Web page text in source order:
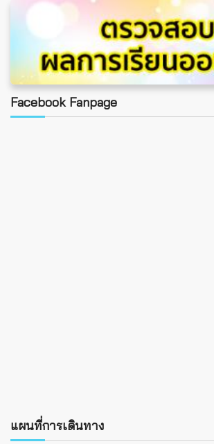
Facebook Fanpage
แผนที่การเดินทาง